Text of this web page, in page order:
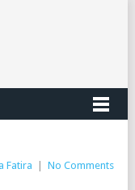
Fatira No Comments